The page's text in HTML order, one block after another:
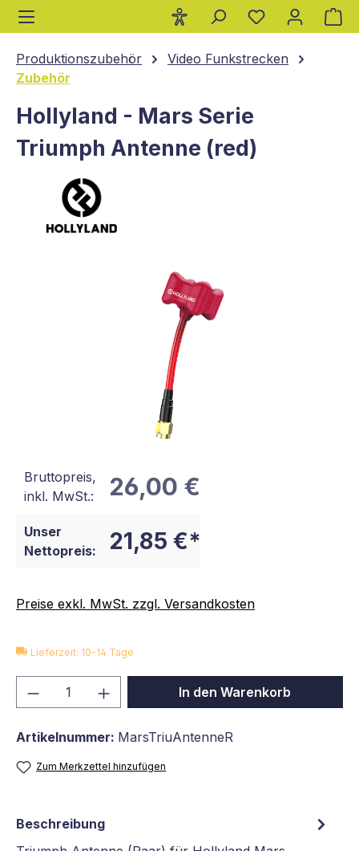
springen
Produktionszubehör
Video Funkstrecken
Zubehör
Hollyland - Mars Serie
Triumph Antenne (red)
Bildergalerie überspringen
Bruttopreis,
inkl. MwSt.:
26,00 €
Unser
Nettopreis:
21,85 €*
Preise exkl. MwSt. zzgl. Versandkosten
Lieferzeit: 10-14 Tage
Produkt Anzahl: Gib denIn den Warenkorb
Artikelnummer: MarsTriuAntenneR
Zum Merkzettel hinzufügen
Beschreibung